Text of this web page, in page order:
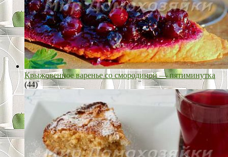
Крыжовенное варенье со смородиной — пятиминутка
(44)